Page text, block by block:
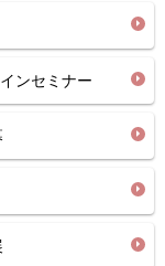
ンセミナー